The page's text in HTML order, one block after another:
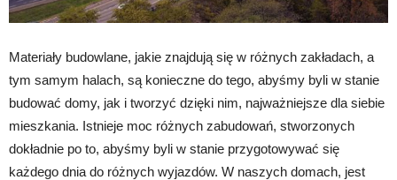
Materiały budowlane, jakie znajdują się w różnych zakładach, a
tym samym halach, są konieczne do tego, abyśmy byli w stanie
budować domy, jak i tworzyć dzięki nim, najważniejsze dla siebie
mieszkania. Istnieje moc różnych zabudowań, stworzonych
dokładnie po to, abyśmy byli w stanie przygotowywać się
każdego dnia do różnych wyjazdów. W naszych domach, jest